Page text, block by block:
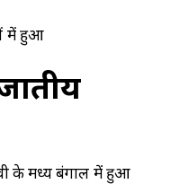
में हुआ
के मध्य बंगाल में हुआ